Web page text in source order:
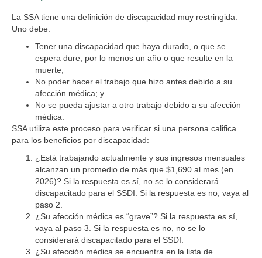
La SSA tiene una definición de discapacidad muy restringida.
Uno debe:
Tener una discapacidad que haya durado, o que se
espera dure, por lo menos un año o que resulte en la
muerte;
No poder hacer el trabajo que hizo antes debido a su
afección médica; y
No se pueda ajustar a otro trabajo debido a su afección
médica.
SSA utiliza este proceso para verificar si una persona califica
para los beneficios por discapacidad:
¿Está trabajando actualmente y sus ingresos mensuales
alcanzan un promedio de más que $1,690 al mes (en
2026)? Si la respuesta es sí, no se lo considerará
discapacitado para el SSDI. Si la respuesta es no, vaya al
paso 2.
¿Su afección médica es “grave”? Si la respuesta es sí,
vaya al paso 3. Si la respuesta es no, no se lo
considerará discapacitado para el SSDI.
¿Su afección médica se encuentra en la lista de